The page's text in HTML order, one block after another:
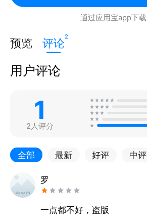
通过应用宝app下载
预览 评论2
用户评论
1
2人评分
全部 最新 好评 中评
罗
一点都不好，盗版